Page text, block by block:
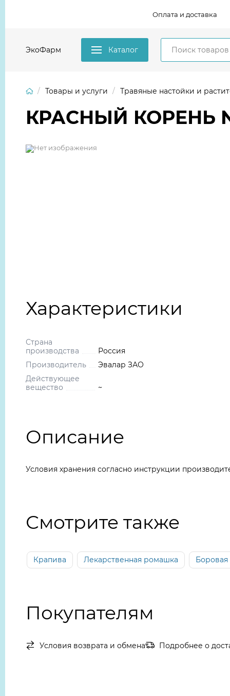
Оплата и доставка
ЭкоФарм Каталог
Товары и услуги Травяные настойки и
КРАСНЫЙ КОРЕНЬ
Характеристики
Страна
производства
Россия
Производитель
Эвалар ЗАО
Действующее
вещество
~
Описание
Условия хранения согласно инструкции
Смотрите также
Крапива Лекарственная ромашка Боровая
Покупателям
Условия возврата и обмена Подробнее о